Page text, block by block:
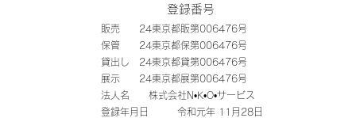
登録番号
販売 24東京都販第006476号
保管 24東京都保第006476号
貸出し 24東京都貸第006476号
展示 24東京都展第006476号
法人名 株式会社N•K•O•サービス
登録年月日 令和元年 11月28日